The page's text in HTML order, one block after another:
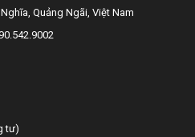
pháp luật do Bộ trưởng Bộ Tài
Quảng Ngãi, Việt Nam
tư)